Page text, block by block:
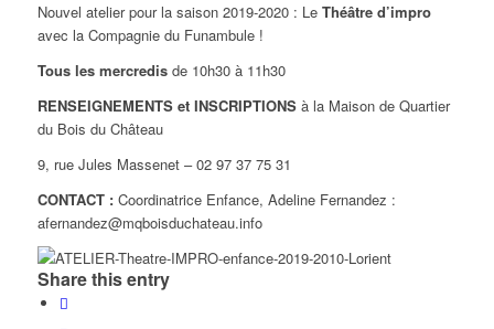
Nouvel atelier pour la saison 2019-2020 : Le Théâtre d’impro
avec la Compagnie du Funambule !
Tous les mercredisde 10h30 à 11h30
RENSEIGNEMENTS et INSCRIPTIONS à la Maison de Quartier
du Bois du Château
9, rue Jules Massenet – 02 97 37 75 31
CONTACT : Coordinatrice Enfance, Adeline Fernandez :
afernandez@mqboisduchateau.info
Share this entry